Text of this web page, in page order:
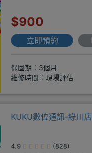
$900
立即預約
保固期：3個月
維修時間：現場評估
KUKU數位通訊-綠川店
4.9
(828)